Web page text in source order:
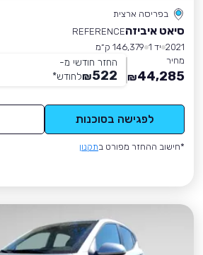
בפריסה ארצית
סיאט איביזהREFERENCE
2021 יד 1
146,379 ק״מ
מחיר
44,285
₪
החזר חודשי מ-
522
₪לחודש*
לפגישה בסוכנות
*חישוב ההחזר מפורט בתקנון